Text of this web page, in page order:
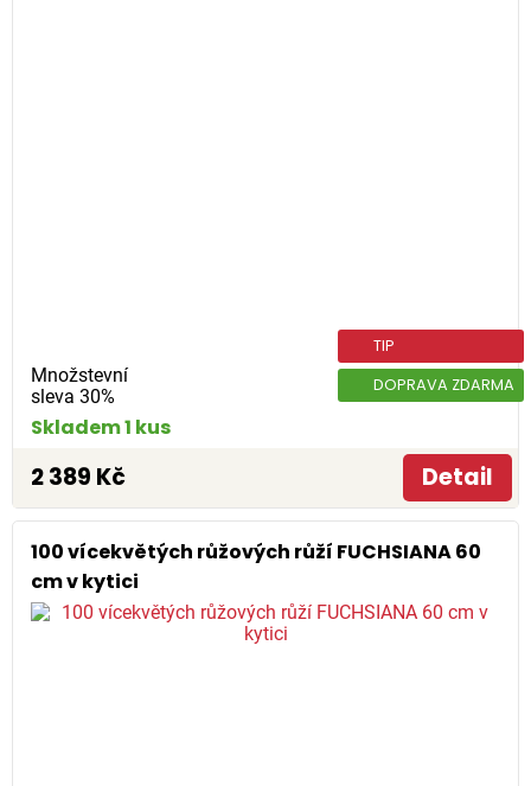
Množstevní
sleva 30%
TIP
DOPRAVA ZDARMA
Skladem 1 kus
2 389 Kč Detail
100 vícekvětých růžových růží FUCHSIANA 60
cm v kytici